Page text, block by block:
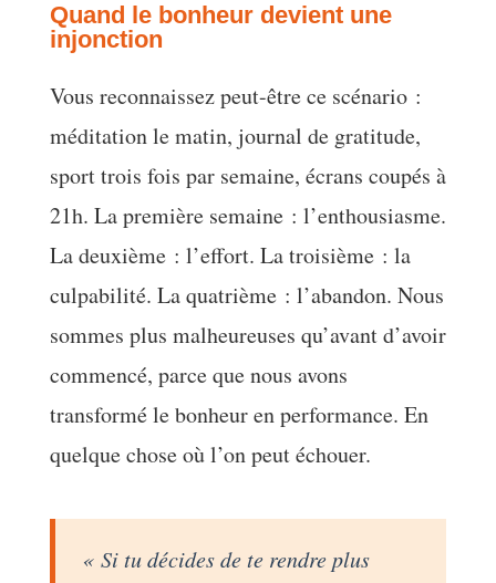
Quand le bonheur devient une
injonction
Vous reconnaissez peut-être ce scénario :
méditation le matin, journal de gratitude,
sport trois fois par semaine, écrans coupés à
21h. La première semaine : l’enthousiasme.
La deuxième : l’effort. La troisième : la
culpabilité. La quatrième : l’abandon. Nous
sommes plus malheureuses qu’avant d’avoir
commencé, parce que nous avons
transformé le bonheur en performance. En
quelque chose où l’on peut échouer.
« Si tu décides de te rendre plus